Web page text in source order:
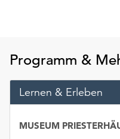
Einverständnis
ausgeführt.
Sie
Programm &
Lernen & Erleben
MUSEUM